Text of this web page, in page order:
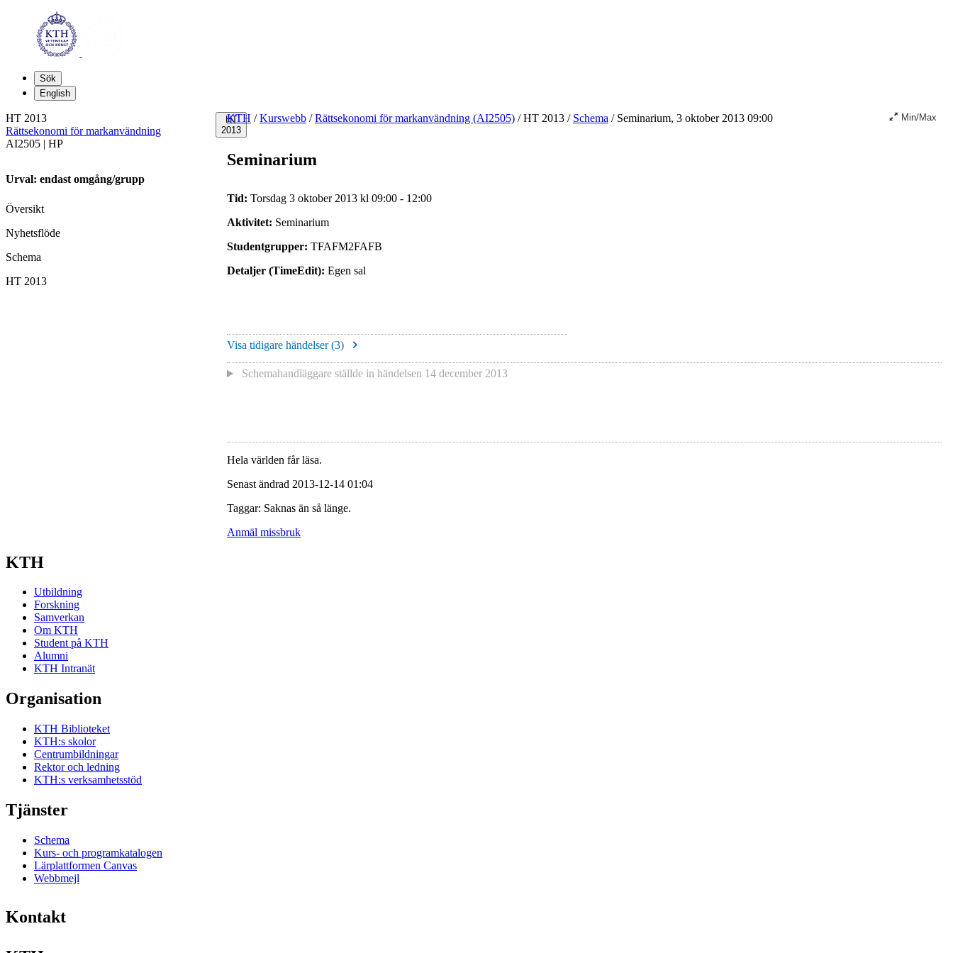
Sök
English
HT
2013
KTH / Kurswebb / Rättsekonomi för markanvändning (AI2505) /HT 2013 / Schema /Seminarium, 3 oktober 2013 09:00 Min/Max
Seminarium
Tid: Torsdag 3 oktober 2013 kl 09:00 - 12:00
Aktivitet: Seminarium
Studentgrupper: TFAFM2FAFB
Detaljer (TimeEdit): Egen sal
Visa tidigare händelser (3)
Schemahandläggare ställde in händelsen 14 december 2013
Hela världen får läsa.
Senast ändrad 2013-12-14 01:04
Taggar: Saknas än så länge.
Anmäl missbruk
HT 2013
Rättsekonomi för markanvändning
AI2505 | HP
Urval: endast omgång/grupp
Översikt
Nyhetsflöde
Schema
HT 2013
KTH
Utbildning
Forskning
Samverkan
Om KTH
Student på KTH
Alumni
KTH Intranät
Organisation
KTH Biblioteket
KTH:s skolor
Centrumbildningar
Rektor och ledning
KTH:s verksamhetsstöd
Tjänster
Schema
Kurs- och programkatalogen
Lärplattformen Canvas
Webbmejl
Kontakt